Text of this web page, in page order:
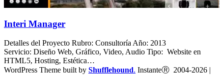
Interi Manager
Detalles del Proyecto Rubro: Consultoría Año: 2013
Servicio: Diseño Web, Gráfico, Video, Audio Tipo: Website en
HTML5, Hosting, Estética…
WordPress Theme built by Shufflehound. InstanteⓇ 2004-2026 |